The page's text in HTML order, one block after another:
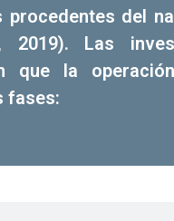
procedentes del
2019). Las
que la
fases: